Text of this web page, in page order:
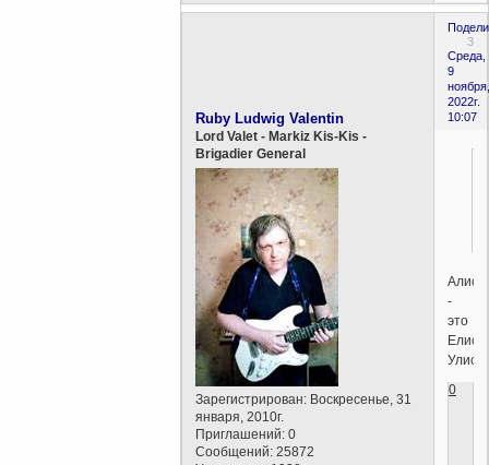
3
Среда,
9
ноября,
2022г.
10:07
Ruby Ludwig Valentin
Lord Valet - Markiz Kis-Kis -
Brigadier General
Зарегистрирован: Воскресенье, 31
января, 2010г.
Приглашений: 0
Сообщений: 25872
Алиса
-
это
Улисс.
0